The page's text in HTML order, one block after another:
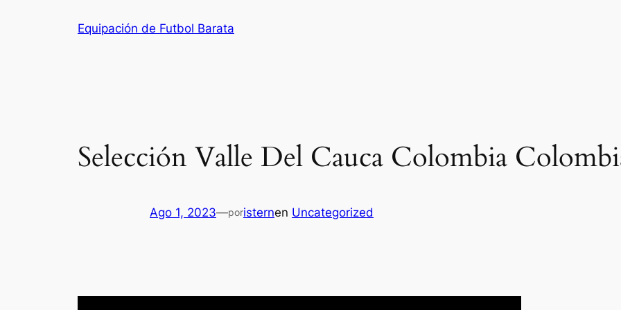
Equipación de Futbol Barata
Selección Valle Del Cauca Colombia
Ago 1, 2023—poristernen Uncategorized